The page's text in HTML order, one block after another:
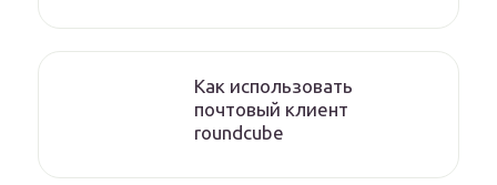
Как использовать
почтовый клиент
roundcube